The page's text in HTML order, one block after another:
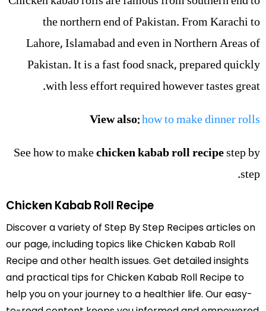
the northern end of Pakistan. From Karachi to
Lahore, Islamabad and even in Northern Areas of
Pakistan. It is a fast food snack, prepared quickly
with less effort required however tastes great.
View also:how to make dinner rolls
See how to makechicken kabab roll recipestep by
step.
Chicken Kabab Roll Recipe
Discover a variety of Step By Step Recipes articles on
our page, including topics like Chicken Kabab Roll
Recipe and other health issues. Get detailed insights
and practical tips for Chicken Kabab Roll Recipe to
help you on your journey to a healthier life. Our easy-